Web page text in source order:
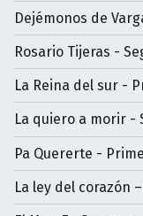
Dejémonos de
Rosario Tijeras -
La Reina del sur -
La quiero a morir -
Pa Quererte -
La ley del corazón